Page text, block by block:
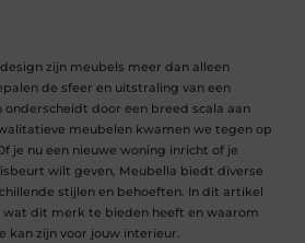
zijn meubels meer dan alleen
de sfeer en uitstraling van een
door een breed scala aan
meubelen kwamen we tegen op
je nu een nieuwe woning inricht of je
wilt geven, Meubella biedt diverse
stijlen en behoeften. In dit artikel
wat dit merk te bieden heeft en waarom
kan zijn voor jouw interieur.